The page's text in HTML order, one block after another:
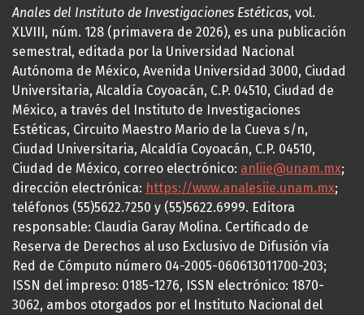
Anales del Instituto de Investigaciones Estéticas, vol.
XLVIII, núm. 128 (primavera de 2026), es una publicación
semestral, editada por la Universidad Nacional
Autónoma de México, Avenida Universidad 3000, Ciudad
Universitaria, Alcaldía Coyoacán, C.P. 04510, Ciudad de
México, a través del Instituto de Investigaciones
Estéticas, Circuito Maestro Mario de la Cueva s/n,
Ciudad Universitaria, Alcaldía Coyoacán, C.P. 04510,
Ciudad de México, correo electrónico: anliie@unam.mx;
dirección electrónica: https://www.analesiie.unam.mx;
teléfonos (55)5622.7250 y (55)5622.6999. Editora
responsable: Claudia Garay Molina. Certificado de
Reserva de Derechos al uso Exclusivo de Difusión vía
Red de Cómputo número 04-2005-060613011700-203;
ISSN del impreso: 0185-1276, ISSN electrónico: 1870-
3062, ambos otorgados por el Instituto Nacional del